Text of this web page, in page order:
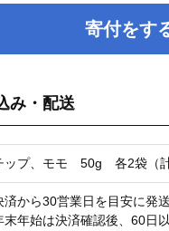
寄付をす
み・配送
ップ、モモ 50g 各2袋（計
済から30営業日を目安に発
末年始は決済確認後、60日